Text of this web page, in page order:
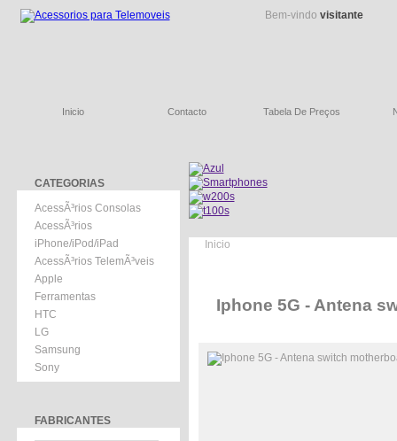
Bem-vindo visitante
Inicio Contacto Tabela De Preços
CATEGORIAS
AcessÃ³rios Consolas
AcessÃ³rios
iPhone/iPod/iPad
AcessÃ³rios TelemÃ³veis
Apple
Ferramentas
HTC
LG
Samsung
Sony
FABRICANTES
Inicio
Iphone 5G - Antena